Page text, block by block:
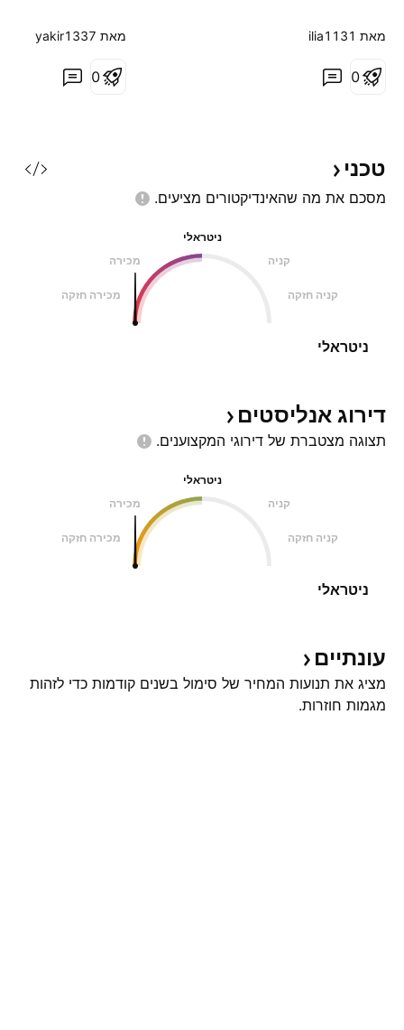
אלכסונית במחזורי מסחר גבוהים,
מסחר נמוכים, המניה ממשיכה בכיוון
מאת ‎ilia1131‎
0
אמריקאים נמצאת
מאת ‎yakir1337‎
0
טכני
מסכם את מה שהאינדיקטורים מציעים.
ניטראלי
מכירה
קניה
מכירה חזקה קניה חזקה
ניטראלי
דירוג אנליסטים
תצוגה מצטברת של דירוגי המקצוענים.
ניטראלי
מכירה
קניה
מכירה חזקה קניה חזקה
ניטראלי
עונתיים
מציג את תנועות המחיר של סימול בשנים קודמות כדי לזהות
מגמות חוזרות.